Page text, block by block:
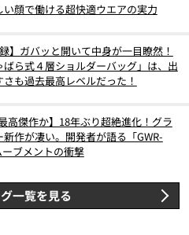
顔で働ける超快適ウエアの実力
】ガバッと開いて中身が一目瞭然！
ばら式４層ショルダーバッグ」は、出
さも過去最高レベルだった！
最高傑作か】18年ぶり超絶進化！グラ
新作が凄い。開発者が語る「GWR-
ブメントの衝撃
一覧を見る